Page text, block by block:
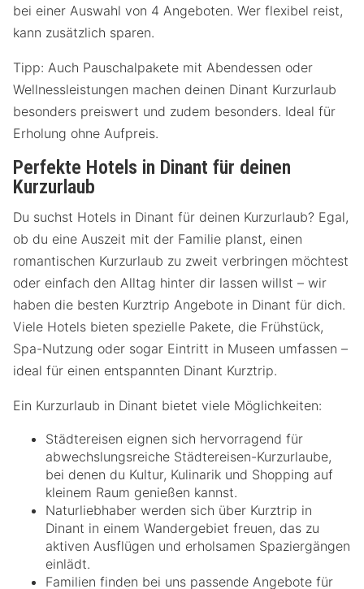
bei einer Auswahl von 4 Angeboten. Wer flexibel reist,
kann zusätzlich sparen.
Tipp: Auch Pauschalpakete mit Abendessen oder
Wellnessleistungen machen deinen Dinant Kurzurlaub
besonders preiswert und zudem besonders. Ideal für
Erholung ohne Aufpreis.
Perfekte Hotels in Dinant für deinen
Kurzurlaub
Du suchst Hotels in Dinant für deinen Kurzurlaub? Egal,
ob du eine Auszeit mit der Familie planst, einen
romantischen Kurzurlaub zu zweit verbringen möchtest
oder einfach den Alltag hinter dir lassen willst – wir
haben die besten Kurztrip Angebote in Dinant für dich.
Viele Hotels bieten spezielle Pakete, die Frühstück,
Spa-Nutzung oder sogar Eintritt in Museen umfassen –
ideal für einen entspannten Dinant Kurztrip.
Ein Kurzurlaub in Dinant bietet viele Möglichkeiten:
Städtereisen eignen sich hervorragend für
abwechslungsreiche Städtereisen-Kurzurlaube,
bei denen du Kultur, Kulinarik und Shopping auf
kleinem Raum genießen kannst.
Naturliebhaber werden sich über Kurztrip in
Dinant in einem Wandergebiet freuen, das zu
aktiven Ausflügen und erholsamen Spaziergängen
einlädt.
Familien finden bei uns passende Angebote für